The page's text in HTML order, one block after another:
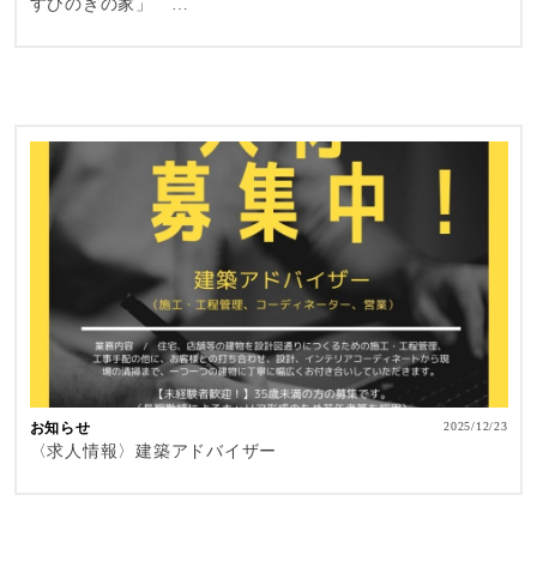
すひのきの家」 …
お知らせ 2025/12/23
〈求人情報〉建築アドバイザー